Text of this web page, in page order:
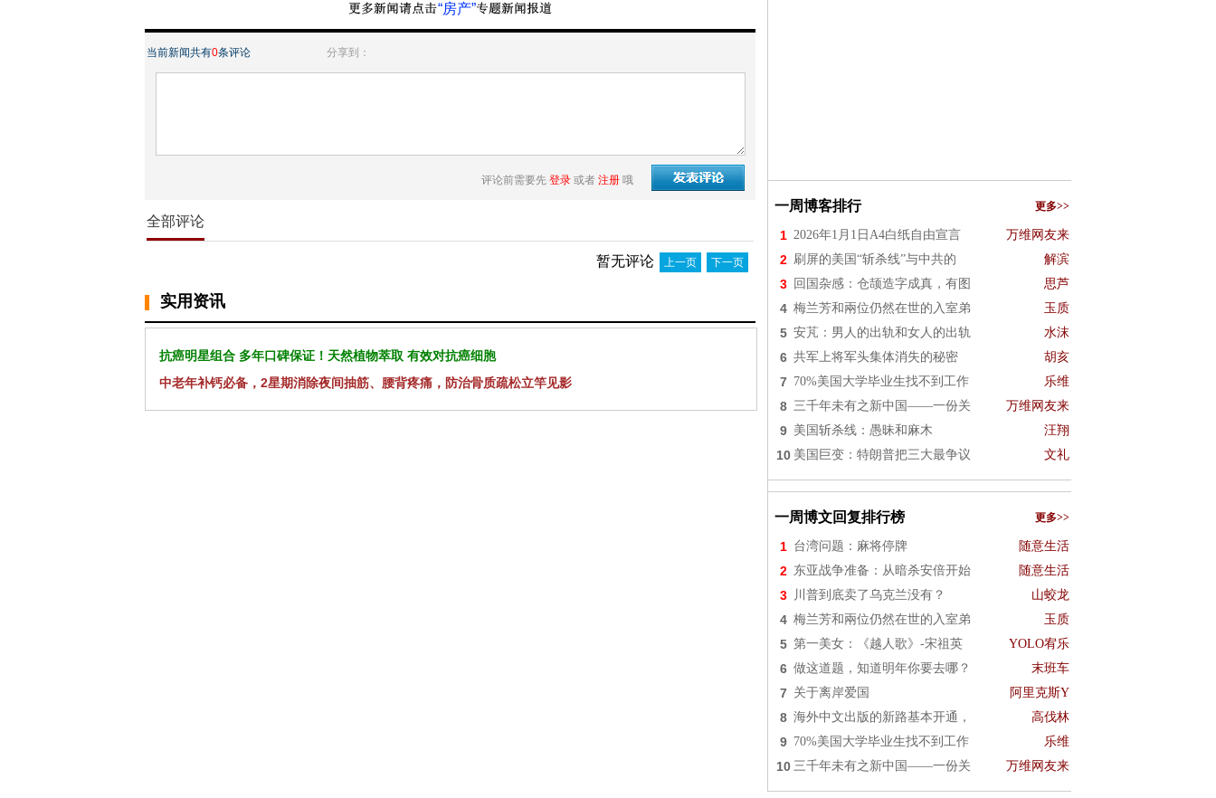
“房产”
当前新闻共有0条评论 分享到：
评论前需要先 登录 或者 注册 哦
全部评论
暂无评论 上一页 下一页
实用资讯
抗癌明星组合 多年口碑保证！天然植物萃取 有效对抗癌细胞
中老年补钙必备，2星期消除夜间抽筋、腰背疼痛，防治骨质疏松立竿见影
一周博客排行 更多>>
1 2026年1月1日A4白纸自由宣言 万维网友来
2 刷屏的美国“斩杀线”与中共的 解滨
3 回国杂感：仓颉造字成真，有图 思芦
4 梅兰芳和兩位仍然在世的入室弟 玉质
5 安芃：男人的出轨和女人的出轨 水沫
6 共军上将军头集体消失的秘密 胡亥
7 70%美国大学毕业生找不到工作 乐维
8 三千年未有之新中国——一份关 万维网友来
9 美国斩杀线：愚昧和麻木 汪翔
10 美国巨变：特朗普把三大最争议 文礼
一周博文回复排行榜 更多>>
1 台湾问题：麻将停牌 随意生活
2 东亚战争准备：从暗杀安倍开始 随意生活
3 川普到底卖了乌克兰没有？ 山蛟龙
4 梅兰芳和兩位仍然在世的入室弟 玉质
5 第一美女：《越人歌》-宋祖英 YOLO宥乐
6 做这道题，知道明年你要去哪？ 末班车
7 关于离岸爱国 阿里克斯Y
8 海外中文出版的新路基本开通， 高伐林
9 70%美国大学毕业生找不到工作 乐维
10 三千年未有之新中国——一份关 万维网友来